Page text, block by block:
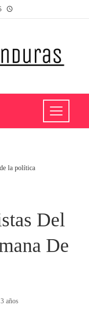
la política
Del
De
años